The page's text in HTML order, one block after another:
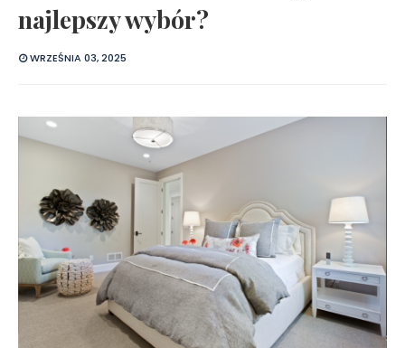
najlepszy wybór?
WRZEŚNIA 03, 2025